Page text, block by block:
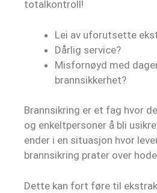
totalkontroll!
Lei av uforutsette
Dårlig service?
Misfornøyd med
brannsikkerhet?
Brannsikring er et fag hvor
og enkeltpersoner å bli
ender i en situasjon hvor
brannsikring prater over
Dette kan fort føre til